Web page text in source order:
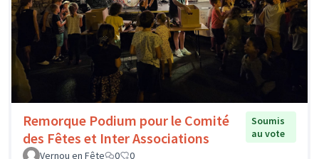
Remorque Podium pour le Comité
des Fêtes et Inter Associations
Soumis
au vote
Vernou en Fête
0 0